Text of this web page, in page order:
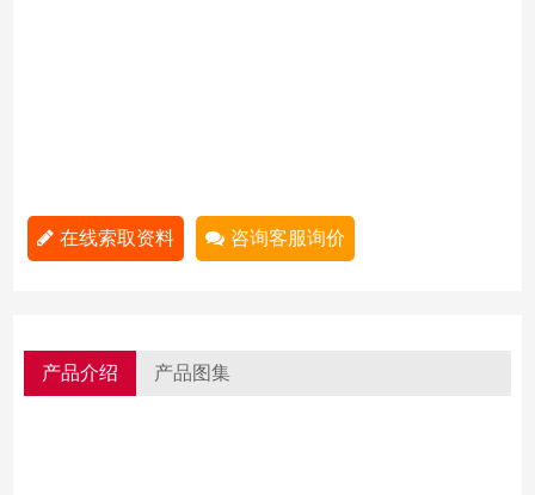
在线索取资料 咨询客服询价
产品介绍 产品图集